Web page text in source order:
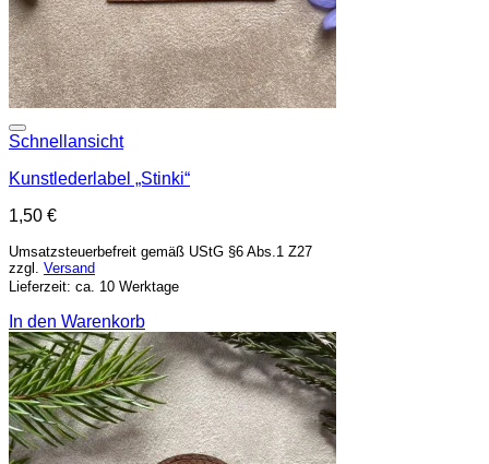
Schnellansicht
Kunstlederlabel „Stinki“
1,50 €
Umsatzsteuerbefreit gemäß UStG §6 Abs.1 Z27
zzgl. Versand
Lieferzeit: ca. 10 Werktage
In den Warenkorb